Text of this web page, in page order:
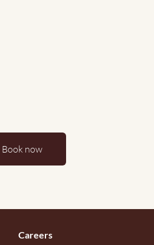
Book now
Careers